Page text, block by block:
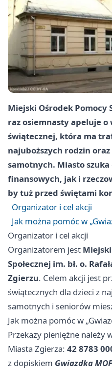
Miejski Ośrodek Pomocy
raz osiemnasty apeluje o
świątecznej, która ma
najuboższych rodzin
samotnych. Miasto
finansowych, jak i
by tuż przed świętami
Organizator i cel akcji
Jak można pomóc w
Organizator i cel akcji
Organizatorem jest
Społecznej im. bł. o.
Zgierzu. Celem akcji jest
świątecznych dla dzieci z
samotnych i seniorów
Jak można pomóc w
Przekazy pieniężne należy
Miasta Zgierza: 42 8783
z dopiskiem Gwiazdka